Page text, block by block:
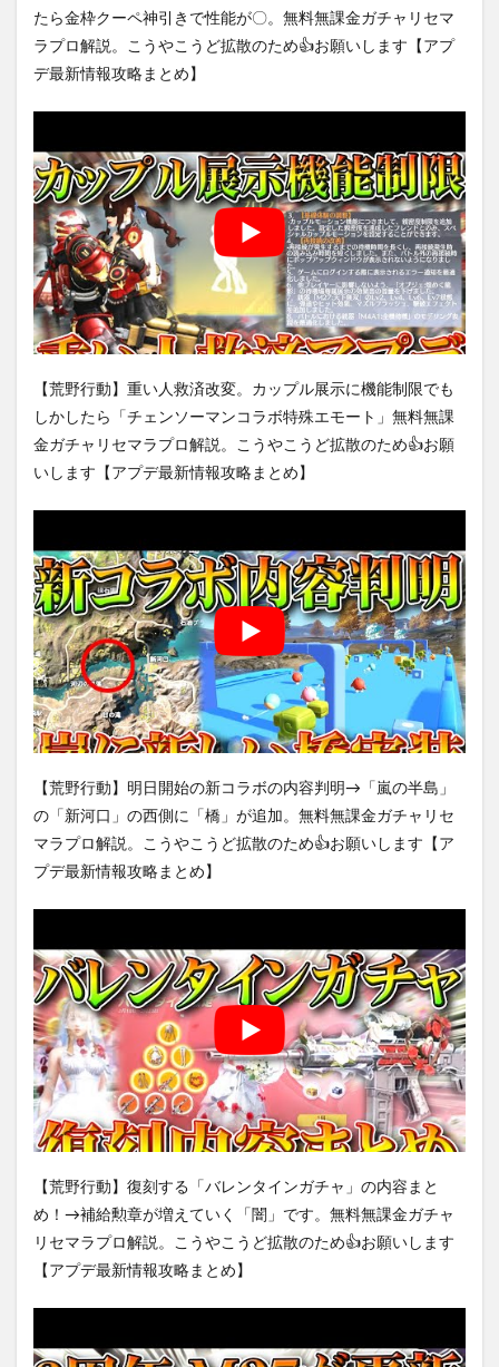
たら金枠クーペ神引きで性能が〇。無料無課金ガチャリセマ
ラプロ解説。こうやこうど拡散のため👍お願いします【アプ
デ最新情報攻略まとめ】
【荒野行動】重い人救済改変。カップル展示に機能制限でも
しかしたら「チェンソーマンコラボ特殊エモート」無料無課
金ガチャリセマラプロ解説。こうやこうど拡散のため👍お願
いします【アプデ最新情報攻略まとめ】
【荒野行動】明日開始の新コラボの内容判明→「嵐の半島」
の「新河口」の西側に「橋」が追加。無料無課金ガチャリセ
マラプロ解説。こうやこうど拡散のため👍お願いします【ア
プデ最新情報攻略まとめ】
【荒野行動】復刻する「バレンタインガチャ」の内容まと
め！→補給勲章が増えていく「闇」です。無料無課金ガチャ
リセマラプロ解説。こうやこうど拡散のため👍お願いします
【アプデ最新情報攻略まとめ】